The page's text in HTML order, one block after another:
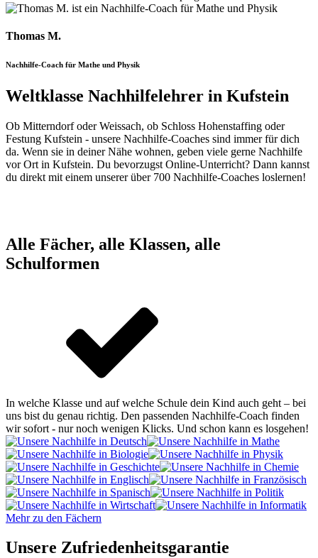
Thomas M.
Nachhilfe-Coach für Mathe und Physik
Weltklasse Nachhilfelehrer in Kufstein
Ob Mitterndorf oder Weissach, ob Schloss Hohenstaffing oder
Festung Kufstein - unsere Nachhilfe-Coaches sind immer für dich
da. Wenn sie in deiner Nähe wohnen, geben viele gerne Nachhilfe
vor Ort in Kufstein. Du bevorzugst Online-Unterricht? Dann kannst
du direkt mit einem unserer über 700 Nachhilfe-Coaches loslernen!
Alle Fächer, alle Klassen, alle
Schulformen
In welche Klasse und auf welche Schule dein Kind auch geht – bei
uns bist du genau richtig. Den passenden Nachhilfe-Coach finden
wir sofort - nur noch wenigen Klicks. Und schon kann es losgehen!
Mehr zu den Fächern
Unsere Zufriedenheitsgarantie